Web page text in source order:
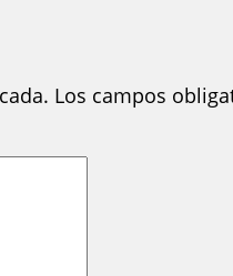
Los campos